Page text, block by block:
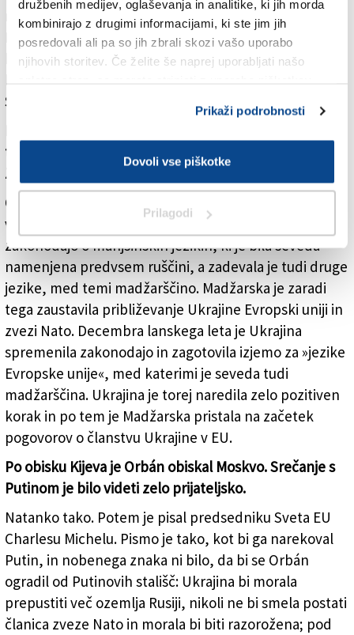
družbenih medijev, oglaševanja in analitike, ki jih morda
kombinirajo z drugimi informacijami, ki ste jim jih
posredovali ali pa so jih zbrali skozi vašo uporabo
njihovih storitev. Če želite še naprej uporabljati našo
Prikaži podrobnosti
Dovoli vse piškotke
Prilagodi
nevtralna, on sam pa naj bi bil edini, ki podpira mir.
Njegov mir pa označuje predlog, da ukinemo
kakršnokoli podporo Ukrajini, ki bo tako prisiljena v
kapitulacijo. To je dejansko Putinov predlog.
Samovoljno se je izbral za posrednika.
tamkajšnje madžarske manjšine. Ali sta se z
Zelenskim o tem pogovarjala?
O tem sta govorila na novinarski konferenci in ocenila
velik napredek. Leta 2017 je Ukrajina sprejela
zakonodajo o manjšinskih jezikih, ki je bila seveda
namenjena predvsem ruščini, a zadevala je tudi druge
jezike, med temi madžarščino. Madžarska je zaradi
tega zaustavila približevanje Ukrajine Evropski uniji in
zvezi Nato. Decembra lanskega leta je Ukrajina
spremenila zakonodajo in zagotovila izjemo za »jezike
Evropske unije«, med katerimi je seveda tudi
madžarščina. Ukrajina je torej naredila zelo pozitiven
korak in po tem je Madžarska pristala na začetek
pogovorov o članstvu Ukrajine v EU.
Po obisku Kijeva je Orbán obiskal Moskvo. Srečanje s
Putinom je bilo videti zelo prijateljsko.
Natanko tako. Potem je pisal predsedniku Sveta EU
Charlesu Michelu. Pismo je tako, kot bi ga narekoval
Putin, in nobenega znaka ni bilo, da bi se Orbán
ogradil od Putinovih stališč: Ukrajina bi morala
prepustiti več ozemlja Rusiji, nikoli ne bi smela postati
članica zveze Nato in morala bi biti razorožena; pod